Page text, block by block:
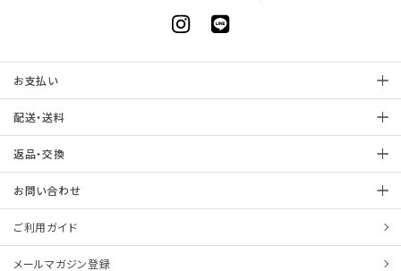
お支払い
配送・送料
返品・交換
お問い合わせ
ご利用ガイド
メールマガジン登録